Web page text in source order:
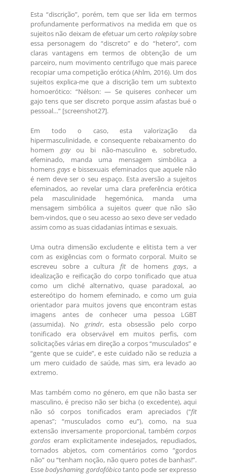
Esta “discrição”, porém, tem que ser lida em termos
profundamente performativos na medida em que os
sujeitos não deixam de efetuar um certo roleplaysobre
essa personagem do “discreto” e do “hetero”, com
claras vantagens em termos de obtenção de um
parceiro, num movimento centrífugo que mais parece
recopiar uma competição erótica (Ahlm, 2016). Um dos
sujeitos explica-me que a discrição tem um subtexto
homoerótico: “Nélson: — Se quiseres conhecer um
gajo tens que ser discreto porque assim afastas bué o
pessoal…” [screenshot27].
Em todo o caso, esta valorização da
hipermasculinidade, e consequente rebaixamento do
homem gayou bi não-masculino e, sobretudo,
efeminado, manda uma mensagem simbólica a
homensgays e bissexuais efeminados que aquele não
é nem deve ser o seu espaço. Esta aversão a sujeitos
efeminados, ao revelar uma clara preferência erótica
pela masculinidade hegemónica, manda uma
mensagem simbólica a sujeitos queerque não são
bem-vindos, que o seu acesso ao sexo deve ser vedado
assim como as suas cidadanias íntimas e sexuais.
Uma outra dimensão excludente e elitista tem a ver
com as exigências com o formato corporal. Muito se
escreveu sobre a cultura fitde homens gays, a
idealização e reificação do corpo tonificado que atua
como um cliché alternativo, quase paradoxal, ao
estereótipo do homem efeminado, e como um guia
orientador para muitos jovens que encontram estas
imagens antes de conhecer uma pessoa LGBT
(assumida). No grindr, esta obsessão pelo corpo
tonificado era observável em muitos perfis, com
solicitações várias em direção a corpos “musculados” e
“gente que se cuide”, e este cuidado não se reduzia a
um mero cuidado de saúde, mas sim, era levado ao
extremo.
Mas também como no género, em que não basta ser
masculino, é preciso não ser bicha (o excedente), aqui
não só corpos tonificados eram apreciados (“fit
apenas”; “musculados como eu”), como, na sua
extensão inversamente proporcional, também corpos
gordos eram explicitamente indesejados, repudiados,
tornados abjetos, com comentários como “gordos
não” ou “tenham noção, não quero potes de banhas!”.
Essebodyshaming gordofóbicotanto pode ser expresso